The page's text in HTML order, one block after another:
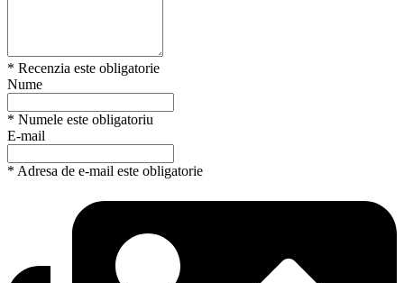
* Recenzia este obligatorie
Nume
* Numele este obligatoriu
E-mail
* Adresa de e-mail este obligatorie